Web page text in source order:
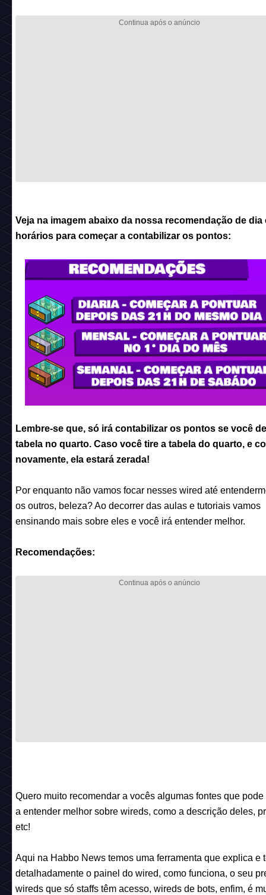
Veja na imagem abaixo da nossa recomendação de dia
horários para começar a contabilizar os pontos:
Lembre-se que, só irá contabilizar os pontos se você
tabela no quarto. Caso você tire a tabela do quarto, e
novamente, ela estará zerada!
Por enquanto não vamos focar nesses wired até
os outros, beleza? Ao decorrer das aulas e tutoriais vamos
ensinando mais sobre eles e você irá entender melhor.
Recomendações:
Quero muito recomendar a vocês algumas fontes que pode
a entender melhor sobre wireds, como a descrição deles,
etc!
Aqui na Habbo News temos uma ferramenta que explica e
detalhadamente o painel do wired, como funciona, o seu
wireds que só staffs têm acesso, wireds de bots, enfim, é